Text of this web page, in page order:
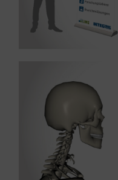
Referenz: Illustration